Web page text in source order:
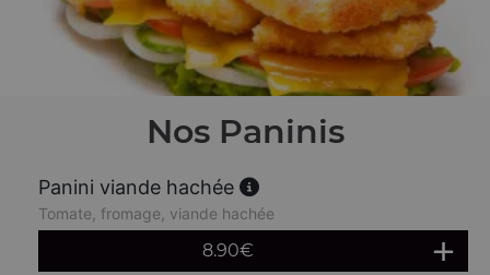
Nos Paninis
Panini viande hachée
Tomate, fromage, viande hachée
8.90€